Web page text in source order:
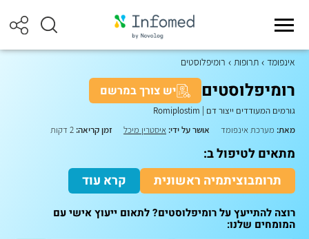
אינפומד תרופות רומיפלוסטים
רומיפלוסטים יש צורך במרשם
גורמים המעודדים ייצור דם
Romiplostim
מאת: מערכת אינפומד אושר על ידי: איסטרין מיכל זמן קריאה:
מתאים לטיפול ב:
תרומבוציתמיה ראשונית
קרא עוד
רוצה להתייעץ על רומיפלוסטים? לתאום ייעוץ אישי עם
המומחים שלנו: